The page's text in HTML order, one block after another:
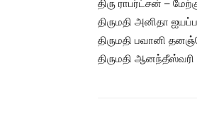
திரு ராபர்ட்சன் –
திருமதி அனிதா
திருமதி பவானி
திருமதி